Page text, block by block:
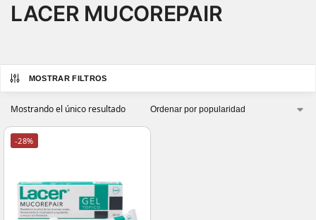
LACER MUCOREPAIR
MOSTRAR FILTROS
Mostrando el único resultado
-28%